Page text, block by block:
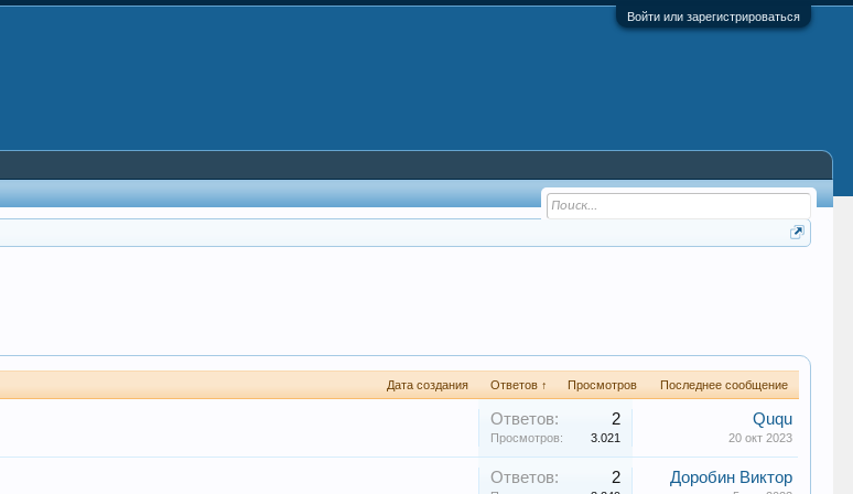
Войти или зарегистрироваться
Дата создания Ответов ↑ Просмотров Последнее сообщение
Ответов: 2
Просмотров: 3.021
Ququ
20 окт 2023
Ответов: 2 Доробин Виктор